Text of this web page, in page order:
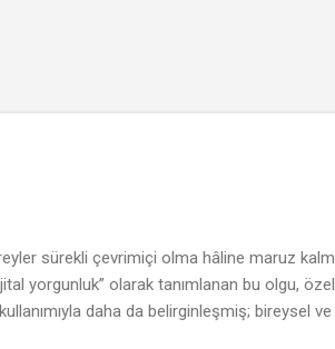
sürekli çevrimiçi olma hâline maruz
yorgunluk” olarak tanımlanan bu olgu,
daha da belirginleşmiş; bireysel